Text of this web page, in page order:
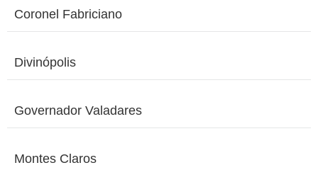
Coronel Fabriciano
Divinópolis
Governador Valadares
Montes Claros